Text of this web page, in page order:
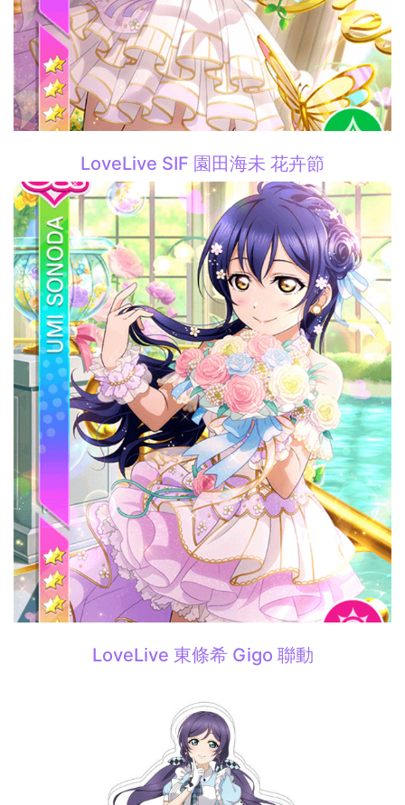
LoveLive SIF 園田海未 花卉節
LoveLive 東條希 Gigo 聯動